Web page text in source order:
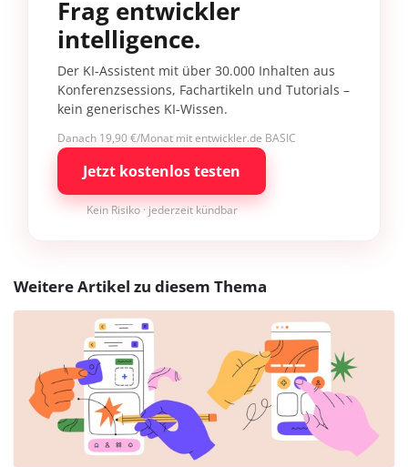
Frag entwickler
intelligence.
Der KI-Assistent mit über 30.000 Inhalten aus
Konferenzsessions, Fachartikeln und Tutorials –
kein generisches KI-Wissen.
Danach 19,90 €/Monat mit entwickler.de BASIC
Jetzt kostenlos testen
Kein Risiko · jederzeit kündbar
Weitere Artikel zu diesem Thema